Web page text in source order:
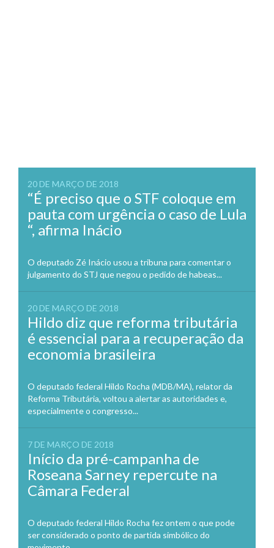
20 DE MARÇO DE 2018
“É preciso que o STF coloque em
pauta com urgência o caso de Lula
“, afirma Inácio
O deputado Zé Inácio usou a tribuna para comentar o
julgamento do STJ que negou o pedido de habeas...
20 DE MARÇO DE 2018
Hildo diz que reforma tributária
é essencial para a recuperação da
economia brasileira
O deputado federal Hildo Rocha (MDB/MA), relator da
Reforma Tributária, voltou a alertar as autoridades e,
especialmente o congresso...
7 DE MARÇO DE 2018
Início da pré-campanha de
Roseana Sarney repercute na
Câmara Federal
O deputado federal Hildo Rocha fez ontem o que pode
ser considerado o ponto de partida simbólico do